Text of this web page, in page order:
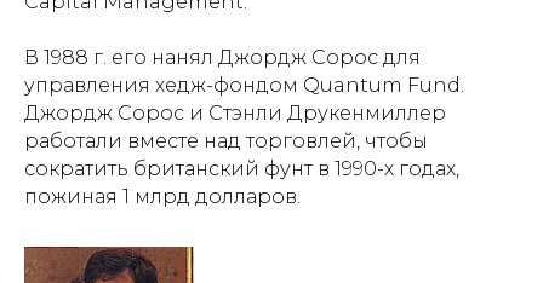
В 1988 г. его нанял Джордж Сорос для
управления хедж-фондом Quantum Fund.
Джордж Сорос и Стэнли Друкенмиллер
работали вместе над торговлей, чтобы
сократить британский фунт в 1990-х годах,
пожиная 1 млрд долларов.